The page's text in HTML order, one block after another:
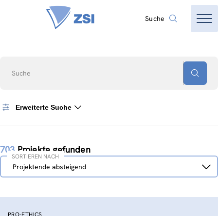
Suche
Suche
Erweiterte Suche
703 Projekte gefunden
Sortieren
nachProjektende absteigend
SORTIEREN NACH